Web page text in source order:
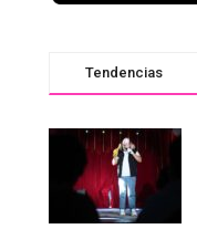
Tendencias